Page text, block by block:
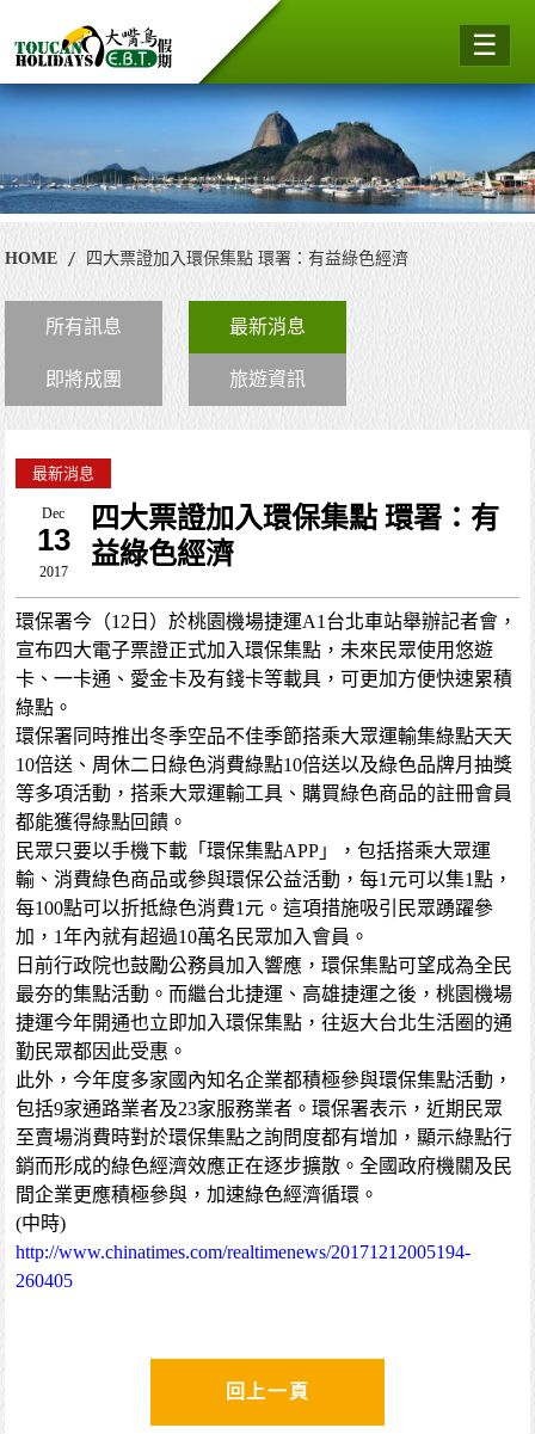
☰
HOME 四大票證加入環保集點 環署：有益綠色經濟
所有訊息 最新消息
即將成團 旅遊資訊
最新消息
Dec
13
2017
四大票證加入環保集點 環署：有
益綠色經濟
環保署今（12日）於桃園機場捷運A1台北車站舉辦記者會，
宣布四大電子票證正式加入環保集點，未來民眾使用悠遊
卡、一卡通、愛金卡及有錢卡等載具，可更加方便快速累積
綠點。
環保署同時推出冬季空品不佳季節搭乘大眾運輸集綠點天天
10倍送、周休二日綠色消費綠點10倍送以及綠色品牌月抽獎
等多項活動，搭乘大眾運輸工具、購買綠色商品的註冊會員
都能獲得綠點回饋。
民眾只要以手機下載「環保集點APP」，包括搭乘大眾運
輸、消費綠色商品或參與環保公益活動，每1元可以集1點，
每100點可以折抵綠色消費1元。這項措施吸引民眾踴躍參
加，1年內就有超過10萬名民眾加入會員。
日前行政院也鼓勵公務員加入響應，環保集點可望成為全民
最夯的集點活動。而繼台北捷運、高雄捷運之後，桃園機場
捷運今年開通也立即加入環保集點，往返大台北生活圈的通
勤民眾都因此受惠。
此外，今年度多家國內知名企業都積極參與環保集點活動，
包括9家通路業者及23家服務業者。環保署表示，近期民眾
至賣場消費時對於環保集點之詢問度都有增加，顯示綠點行
銷而形成的綠色經濟效應正在逐步擴散。全國政府機關及民
間企業更應積極參與，加速綠色經濟循環。
(中時)
http://www.chinatimes.com/realtimenews/20171212005194-
260405
回上一頁